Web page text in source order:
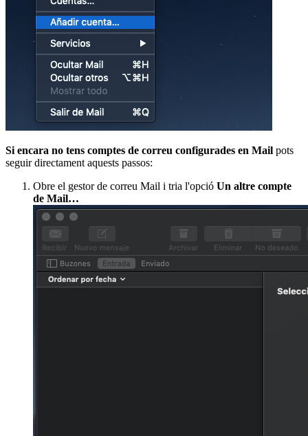
Si encara no tens comptes de correu configurades en Mail pots
seguir directament aquests passos:
Obre el gestor de correu Mail i tria l'opció Un altre compte
de Mail…